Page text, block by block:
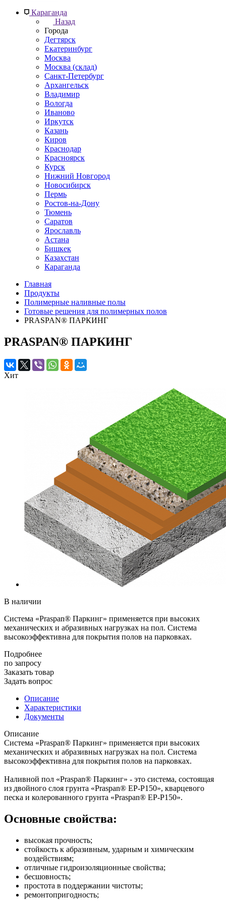
Караганда
Назад
Города
Дегтярск
Екатеринбург
Москва
Москва (склад)
Санкт-Петербург
Архангельск
Владимир
Вологда
Иваново
Иркутск
Казань
Киров
Краснодар
Красноярск
Курск
Нижний Новгород
Новосибирск
Пермь
Ростов-на-Дону
Тюмень
Саратов
Ярославль
Астана
Бишкек
Казахстан
Караганда
Главная
Продукты
Полимерные наливные полы
Готовые решения для полимерных полов
PRASPAN® ПАРКИНГ
PRASPAN® ПАРКИНГ
Хит
В наличии
Система «Praspan® Паркинг» применяется при высоких
механических и абразивных нагрузках на пол. Система
высокоэффективна для покрытия полов на парковках.
Подробнее
по запросу
Заказать товар
Задать вопрос
Описание
Характеристики
Документы
Описание
Система «Praspan® Паркинг» применяется при высоких
механических и абразивных нагрузках на пол. Система
высокоэффективна для покрытия полов на парковках.
Наливной пол «Praspan® Паркинг» - это система, состоящая
из двойного слоя грунта «Praspan® ЕP-P150», кварцевого
песка и колерованного грунта «Praspan® ЕP-P150».
Основные свойства:
высокая прочность;
стойкость к абразивным, ударным и химическим
воздействиям;
отличные гидроизоляционные свойства;
бесшовность;
простота в поддержании чистоты;
ремонтопригодность;